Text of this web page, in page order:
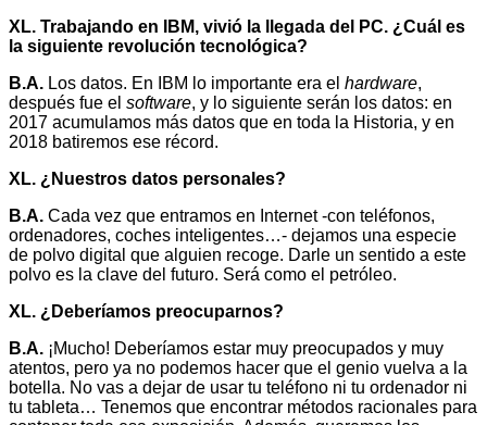
XL. Trabajando en IBM, vivió la llegada del PC. ¿Cuál es
la siguiente revolución tecnológica?
B.A. Los datos. En IBM lo importante era el hardware,
después fue el software, y lo siguiente serán los datos: en
2017 acumulamos más datos que en toda la Historia, y en
2018 batiremos ese récord.
XL. ¿Nuestros datos personales?
B.A. Cada vez que entramos en Internet -con teléfonos,
ordenadores, coches inteligentes…- dejamos una especie
de polvo digital que alguien recoge. Darle un sentido a este
polvo es la clave del futuro. Será como el petróleo.
XL. ¿Deberíamos preocuparnos?
B.A. ¡Mucho! Deberíamos estar muy preocupados y muy
atentos, pero ya no podemos hacer que el genio vuelva a la
botella. No vas a dejar de usar tu teléfono ni tu ordenador ni
tu tableta… Tenemos que encontrar métodos racionales para